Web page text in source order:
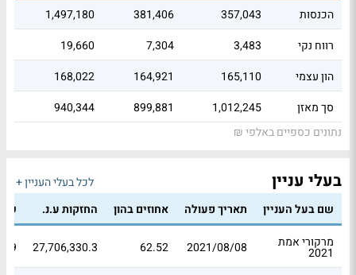
הכנסות
357,043
381,406
1,497,180
רווח נקי
3,483
7,304
19,660
הון עצמי
165,110
164,921
168,022
סך מאזן
1,012,245
899,881
940,344
נתונים כספיים באלפי ₪
בעלי עניין
לכל בעלי העניין +
שם בעל העניין
תאריך פעולה אחוזים בהון החזקות ע.נ.
מרקורי אמת
2021
2021/08/08
62.52
27,706,330.3